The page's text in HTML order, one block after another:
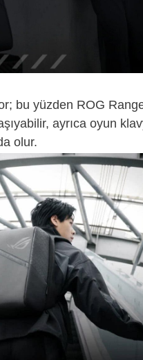
bu yüzden ROG
ayrıca oyun
olur.